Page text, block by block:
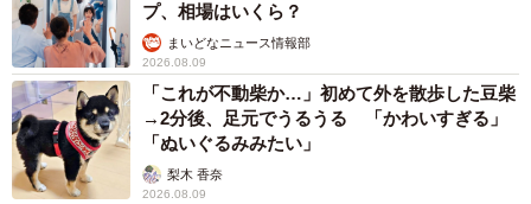
プ、相場はいくら？
まいどなニュース情報部
2026.08.09
「これが不動柴か…」初めて外を散歩した豆柴
→2分後、足元でうるうる 「かわいすぎる」
「ぬいぐるみみたい」
梨木 香奈
2026.08.09